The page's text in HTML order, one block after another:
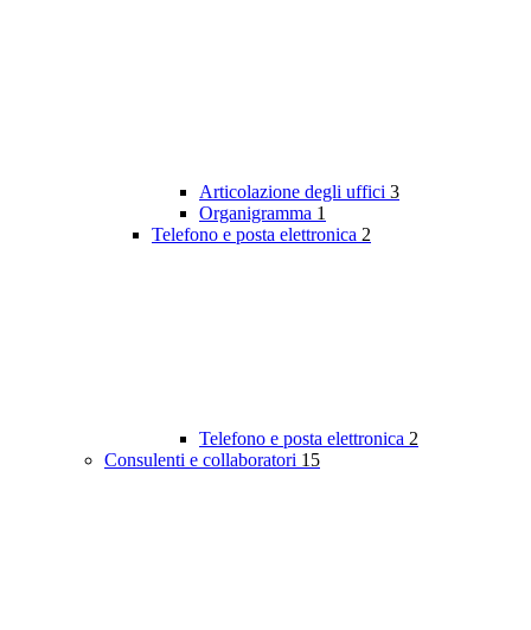
Articolazione degli uffici 3
Organigramma 1
Telefono e posta elettronica 2
Telefono e posta elettronica 2
Consulenti e collaboratori 15